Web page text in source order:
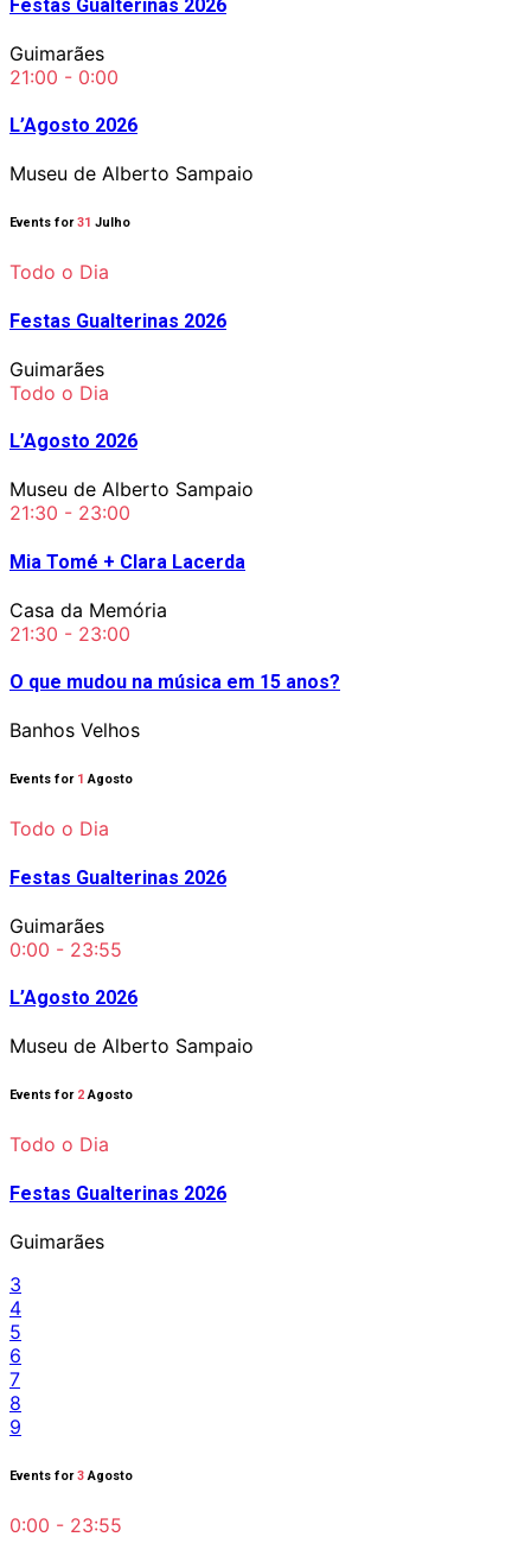
Festas Gualterinas 2026
Guimarães
21:00 - 0:00
L’Agosto 2026
Museu de Alberto Sampaio
Events for31 Julho
Todo o Dia
Festas Gualterinas 2026
Guimarães
Todo o Dia
L’Agosto 2026
Museu de Alberto Sampaio
21:30 - 23:00
Mia Tomé + Clara Lacerda
Casa da Memória
21:30 - 23:00
O que mudou na música em 15 anos?
Banhos Velhos
Events for 1 Agosto
Todo o Dia
Festas Gualterinas 2026
Guimarães
0:00 - 23:55
L’Agosto 2026
Museu de Alberto Sampaio
Events for 2Agosto
Todo o Dia
Festas Gualterinas 2026
Guimarães
3
4
5
6
7
8
9
Events for3Agosto
0:00 - 23:55